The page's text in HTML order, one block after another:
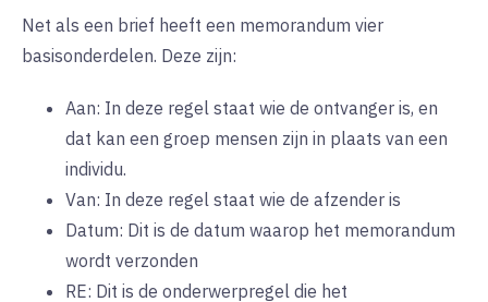
Net als een brief heeft een memorandum vier
basisonderdelen. Deze zijn:
Aan: In deze regel staat wie de ontvanger is, en
dat kan een groep mensen zijn in plaats van een
individu.
Van: In deze regel staat wie de afzender is
Datum: Dit is de datum waarop het memorandum
wordt verzonden
RE: Dit is de onderwerpregel die het